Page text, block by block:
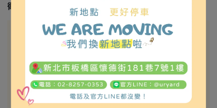
衛部醫器陸輸壹登字第002967號